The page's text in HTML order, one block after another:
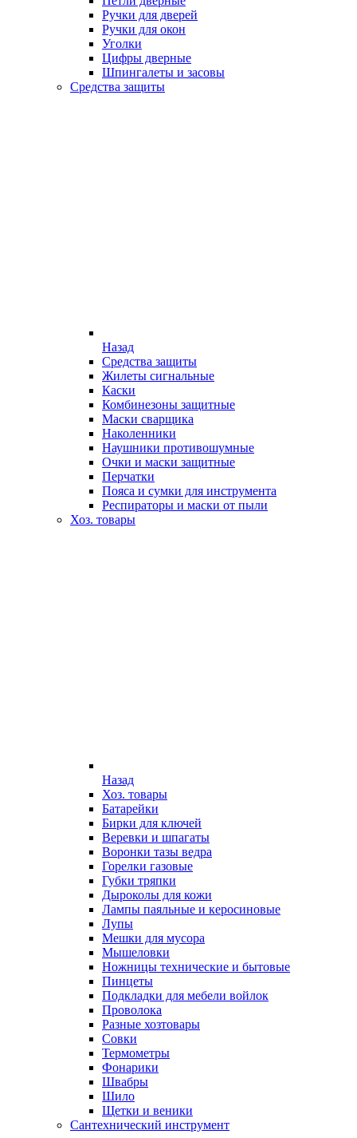
Ручки для дверей
Ручки для окон
Уголки
Цифры дверные
Шпингалеты и засовы
Средства защиты
Назад
Средства защиты
Жилеты сигнальные
Каски
Комбинезоны защитные
Маски сварщика
Наколенники
Наушники противошумные
Очки и маски защитные
Перчатки
Пояса и сумки для инструмента
Респираторы и маски от пыли
Хоз. товары
Назад
Хоз. товары
Батарейки
Бирки для ключей
Веревки и шпагаты
Воронки тазы ведра
Горелки газовые
Губки тряпки
Дыроколы для кожи
Лампы паяльные и керосиновые
Лупы
Мешки для мусора
Мышеловки
Ножницы технические и бытовые
Пинцеты
Подкладки для мебели войлок
Проволока
Разные хозтовары
Совки
Термометры
Фонарики
Швабры
Шило
Щетки и веники
Сантехнический инструмент